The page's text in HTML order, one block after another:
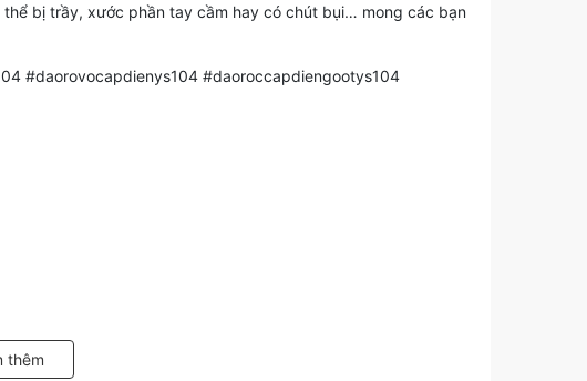
bị trầy, xước phần tay cầm hay có chút bụi… mong các bạn
#daorovocapdienys104 #daoroccapdiengootys104
thêm